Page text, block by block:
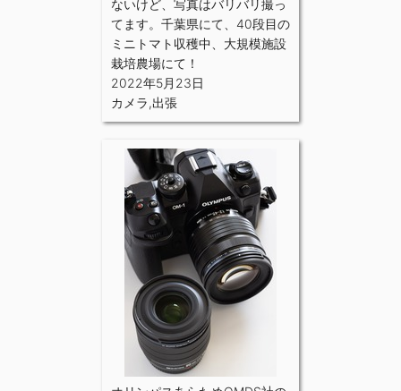
ないけど、写真はバリバリ撮っ
てます。千葉県にて、40段目の
ミニトマト収穫中、大規模施設
栽培農場にて！
2022年5月23日
カメラ,出張